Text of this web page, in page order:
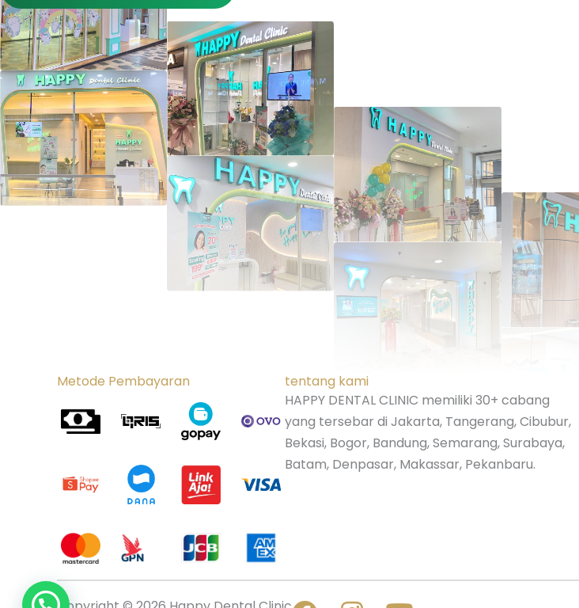
Metode Pembayaran
tentang kami
HAPPY DENTAL CLINIC memiliki 30+ cabang
yang tersebar di Jakarta, Tangerang, Cibubur,
Bekasi, Bogor, Bandung, Semarang, Surabaya,
Batam, Denpasar, Makassar, Pekanbaru.
Butuh Bantuan?